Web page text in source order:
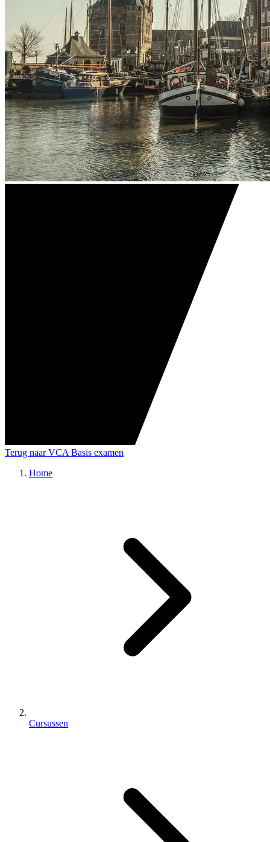
Terug naar VCA Basis examen
Home
Cursussen